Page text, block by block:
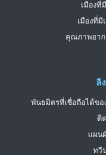
ลิ
พันธมิตรที่เชื่อถือได้ข
ติ
แผน
ทวี
เมืองที่
เมืองที่
คุณภาพอา